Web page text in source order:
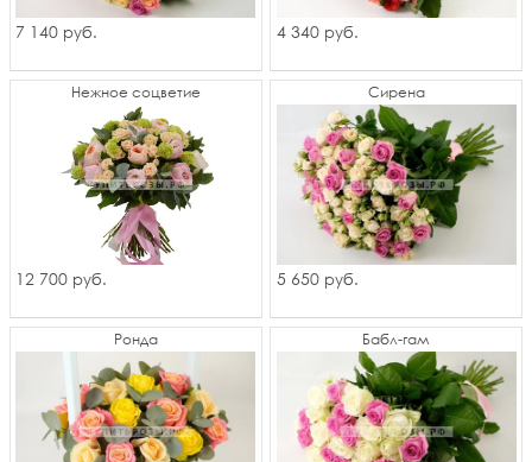
7 140 руб. 4 340 руб.
Нежное соцветие
12 700 руб.
Сирена
5 650 руб.
Ронда Бабл-гам